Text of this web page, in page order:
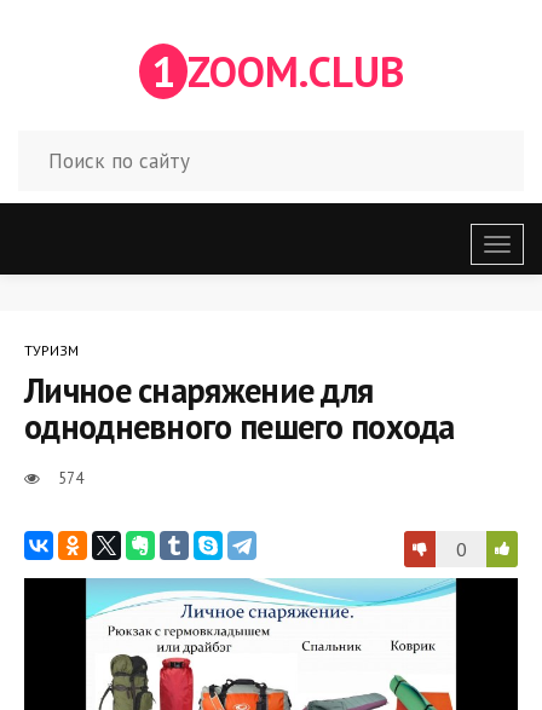
1 ZOOM.CLUB
меню
ТУРИЗМ
Личное снаряжение для
однодневного пешего похода
574
0